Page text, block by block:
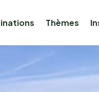
Thèmes